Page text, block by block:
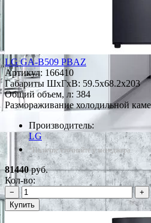
LG GA-B509 PBAZ
Артикул: 166410
Габариты ШxГxВ: 59.5x68.2x203
Общий объем, л: 384
Размораживание холодильной
Производитель:
LG
*Наличие уточняйте у менеджера
81440руб.
Кол-во:
−
+
Купить